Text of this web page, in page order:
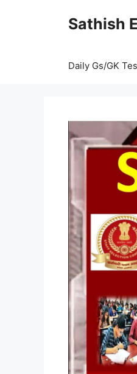
Sathish
Daily Gs/GK